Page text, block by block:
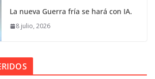
La nueva Guerra fría se hará con IA.
8 julio, 2026